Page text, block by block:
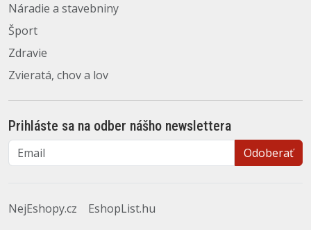
Náradie a stavebniny
Šport
Zdravie
Zvieratá, chov a lov
Prihláste sa na odber nášho newslettera
Email Odoberať
NejEshopy.cz EshopList.hu